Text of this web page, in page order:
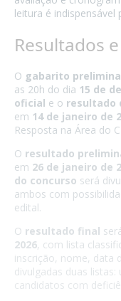
leitura é
Resultados
O gabarito
as 20h do dia 15 de
oficial e o resultado
em 14 de janeiro de
Resposta na Área do
O resultado
em 26 de janeiro de
do concurso será
ambos com
edital.
O resultado final
2026, com lista
inscrição, nome, data
divulgadas duas
candidatos com